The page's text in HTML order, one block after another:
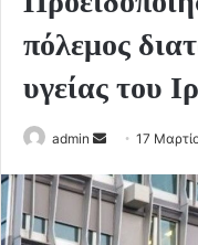
πόλεμος
υγείας του
admin
Send
email
17